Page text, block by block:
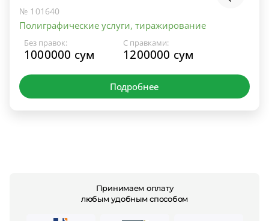
№ 101640
Полиграфические услуги, тиражирование
Без правок:
1000000 сум
С правками:
1200000 сум
Подробнее
Принимаем оплату
любым удобным способом